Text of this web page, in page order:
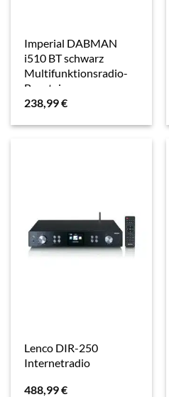
Imperial DABMAN
i510 BT schwarz
Multifunktionsradio-
Baustein
238,99€
Lenco DIR-250
Internetradio
488,99€